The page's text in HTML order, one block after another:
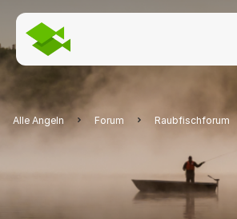
Alle Angeln Forum Raubfischforum